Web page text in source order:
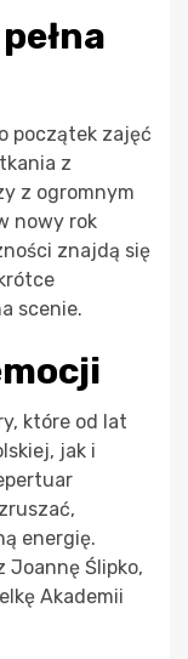
początek zajęć
z
z ogromnym
nowy rok
znajdą się
scenie.
które od lat
jak i
energię.
Joannę Ślipko,
Akademii